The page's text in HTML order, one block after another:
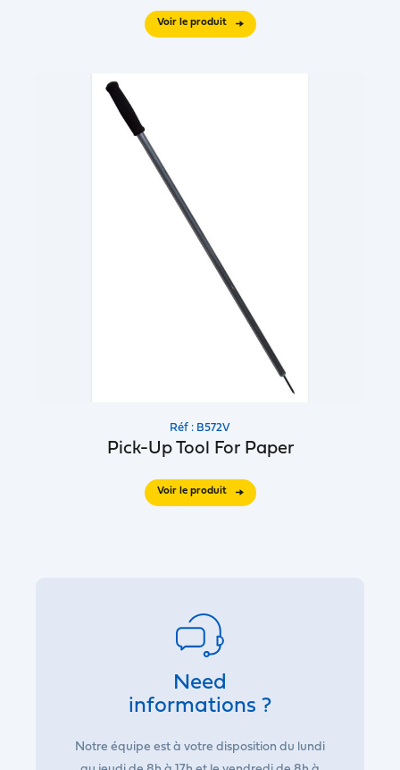
Voir le produit
Réf : B572V
Pick-Up Tool For Paper
Voir le produit
Need
informations ?
Notre équipe est à votre disposition du lundi